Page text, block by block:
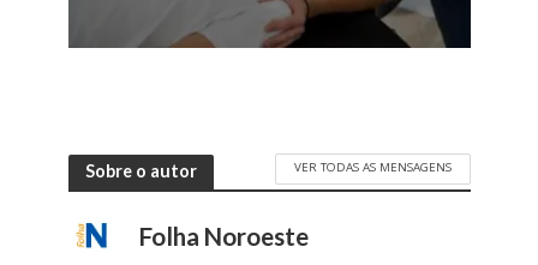
Sobre o autor VER TODAS AS MENSAGENS
Folha Noroeste